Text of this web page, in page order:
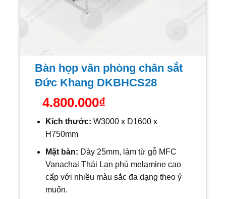
Bàn họp văn phòng chân sắt
Đức Khang DKBHCS28
4.800.000₫
Kích thước: W3000 x D1600 x
H750mm
Mặt bàn: Dày 25mm, làm từ gỗ MFC
Vanachai Thái Lan phủ melamine cao
cấp với nhiều màu sắc đa dạng theo ý
muốn.